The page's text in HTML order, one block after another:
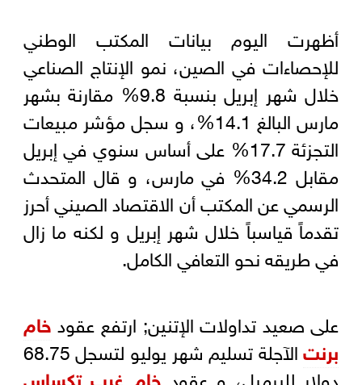
أظهرت اليوم بيانات المكتب الوطني
للإحصاءات في الصين، نمو الإنتاج الصناعي
خلال شهر إبريل بنسبة 9.8% مقارنة بشهر
مارس البالغ 14.1%، و سجل مؤشر مبيعات
التجزئة 17.7% على أساس سنوي في إبريل
مقابل 34.2% في مارس، و قال المتحدث
الرسمي عن المكتب أن الاقتصاد الصيني أحرز
تقدماً قياسباً خلال شهر إبريل و لكنه ما زال
في طريقه نحو التعافي الكامل.
على صعيد تداولات الإتنين; ارتفع عقودخام
برنت
الآجلة تسليم شهر يوليو لتسجل 68.75
دولار للبرميل، و عقود خام غرب تكساس